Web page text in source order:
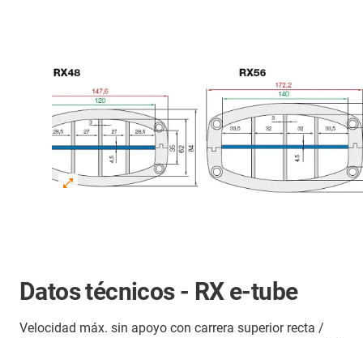
Datos técnicos - RX e-tube
Velocidad máx. sin apoyo con carrera superior recta /